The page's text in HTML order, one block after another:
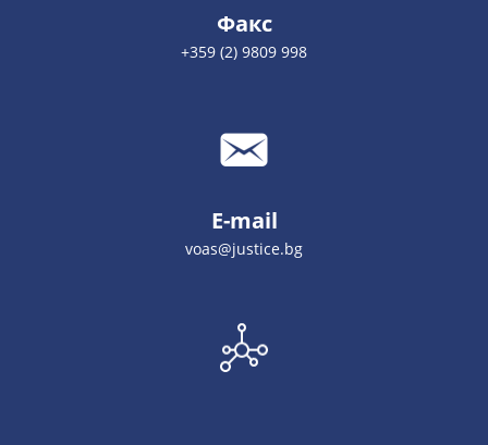
Факс
+359 (2) 9809 998
E-mail
voas@justice.bg